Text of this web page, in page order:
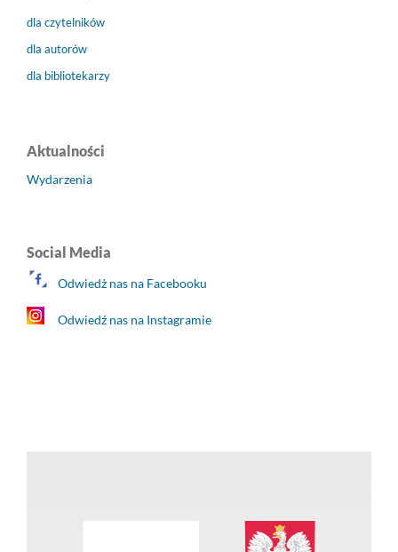
dla czytelników
dla autorów
dla bibliotekarzy
Aktualności
Wydarzenia
Social Media
Odwiedż nas na Facebooku
Odwiedź nas na Instagramie